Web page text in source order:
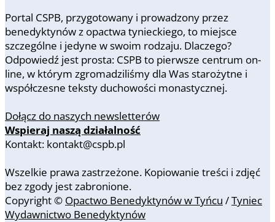
Portal CSPB, przygotowany i prowadzony przez
benedyktynów z opactwa tynieckiego, to miejsce
szczególne i jedyne w swoim rodzaju. Dlaczego?
Odpowiedź jest prosta: CSPB to pierwsze centrum on-
line, w którym zgromadziliśmy dla Was starożytne i
współczesne teksty duchowości monastycznej.
Dołącz do naszych newsletterów
Wspieraj naszą działalność
Kontakt: kontakt@cspb.pl
Wszelkie prawa zastrzeżone. Kopiowanie treści i zdjęć
bez zgody jest zabronione.
Copyright © Opactwo Benedyktynów w Tyńcu /Tyniec
Wydawnictwo Benedyktynów